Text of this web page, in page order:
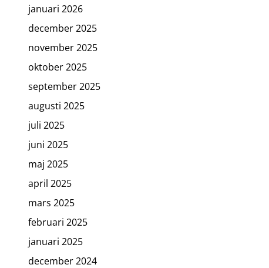
januari 2026
december 2025
november 2025
oktober 2025
september 2025
augusti 2025
juli 2025
juni 2025
maj 2025
april 2025
mars 2025
februari 2025
januari 2025
december 2024